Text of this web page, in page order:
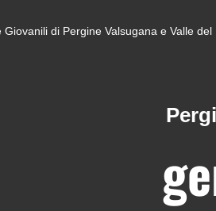
di Pergine Valsugana e Valle del